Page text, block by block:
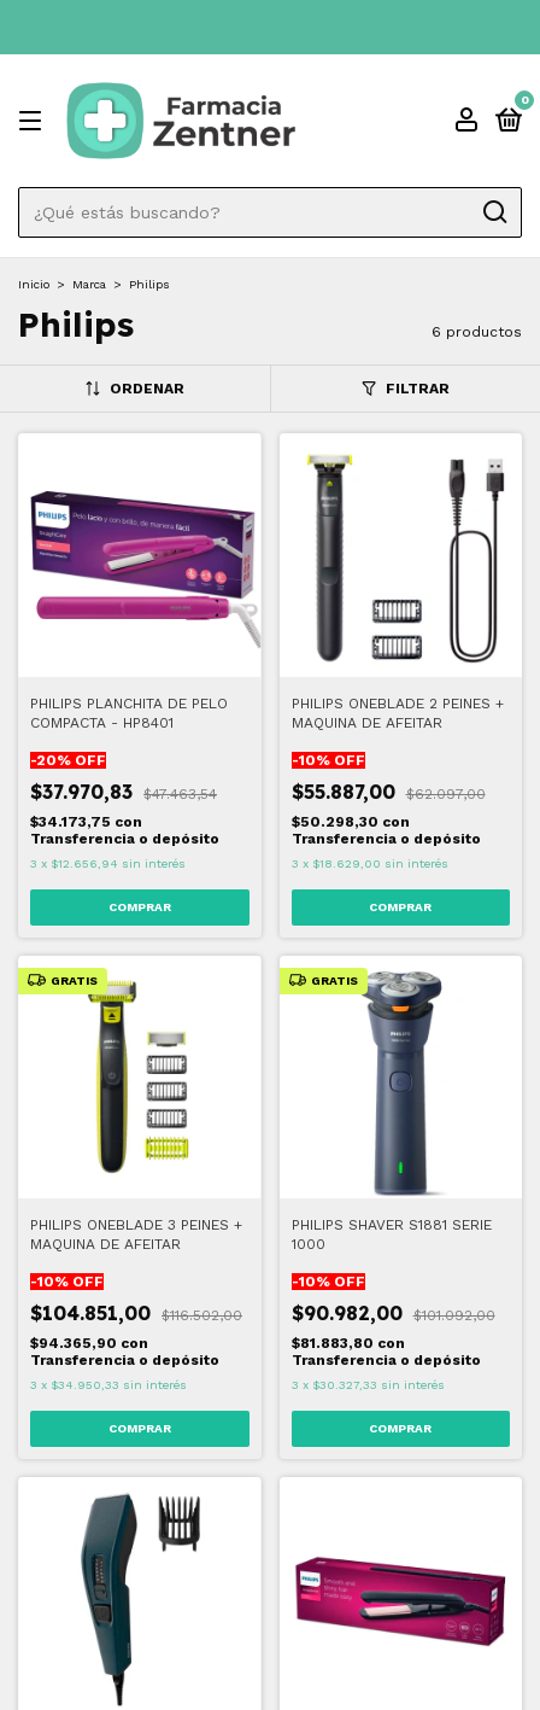
0
Inicio > Marca > Philips
Philips 6 productos
ORDENAR FILTRAR
PHILIPS PLANCHITA DE PELO
COMPACTA - HP8401
-20% OFF
$37.970,83
$47.463,54
$34.173,75 con
Transferencia o depósito
3 x $12.656,94 sin interés
PHILIPS ONEBLADE 2 PEINES +
MAQUINA DE AFEITAR
-10% OFF
$55.887,00
$62.097,00
$50.298,30 con
Transferencia o depósito
3 x $18.629,00 sin interés
GRATIS
PHILIPS ONEBLADE 3 PEINES +
MAQUINA DE AFEITAR
-10% OFF
$104.851,00
$116.502,00
$94.365,90 con
Transferencia o depósito
3 x $34.950,33 sin interés
GRATIS
PHILIPS SHAVER S1881 SERIE
1000
-10% OFF
$90.982,00
$101.092,00
$81.883,80 con
Transferencia o depósito
3 x $30.327,33 sin interés